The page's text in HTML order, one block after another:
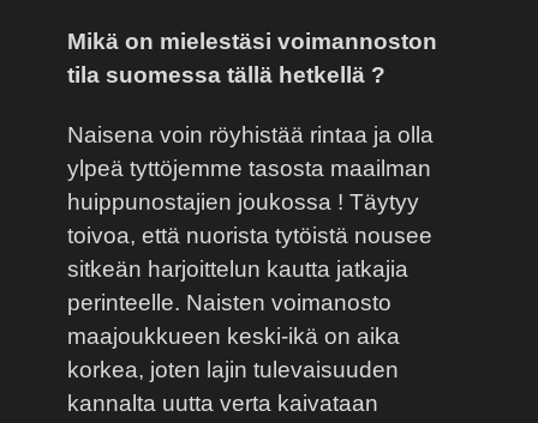
Mikä on mielestäsi voimannoston
tila suomessa tällä hetkellä ?
Naisena voin röyhistää rintaa ja olla
ylpeä tyttöjemme tasosta maailman
huippunostajien joukossa ! Täytyy
toivoa, että nuorista tytöistä nousee
sitkeän harjoittelun kautta jatkajia
perinteelle. Naisten voimanosto
maajoukkueen keski-ikä on aika
korkea, joten lajin tulevaisuuden
kannalta uutta verta kaivataan